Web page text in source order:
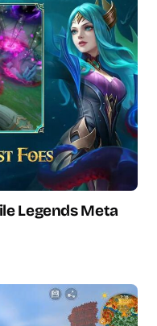
Legends Meta